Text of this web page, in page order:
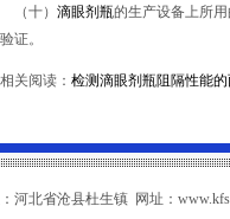
（十） 滴眼剂瓶的生产设备上所
验证。
相关阅读： 检测滴眼剂瓶阻隔性能
河北省沧县杜生镇 网址：